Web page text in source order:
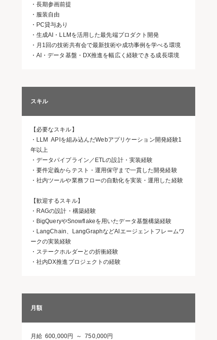
・長期参画前提
・服装自由
・PC貸与あり
・生成AI・LLMを活用した最先端プロダクト開発
・月1回の技術共有会で最新技術や成功事例を学べる環境
・AI・データ基盤・DX推進を幅広く経験できる成長環境
スキル
【必要なスキル】
・LLM APIを組み込んだWebアプリケーション開発経験1
年以上
・データパイプライン／ETLの設計・実装経験
・要件定義からテスト・運用保守まで一貫した開発経験
・社内ツールや業務フローの自動化を実装・運用した経験
【歓迎するスキル】
・RAGの設計・構築経験
・BigQueryやSnowflakeを用いたデータ基盤構築経験
・LangChain、LangGraphなどAIエージェントフレームワ
ークの実装経験
・ステークホルダーとの折衝経験
・社内DX推進プロジェクトの経験
月額
月給 600,000円 ～ 750,000円